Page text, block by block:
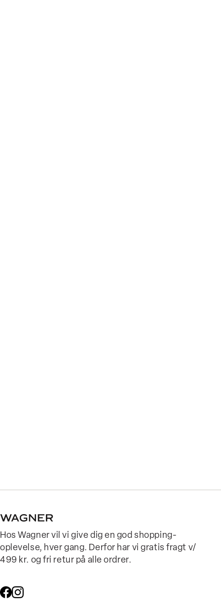
Hos Wagner vil vi give dig en god shopping-
oplevelse, hver gang. Derfor har vi gratis fragt v/
499 kr. og fri retur på alle ordrer.